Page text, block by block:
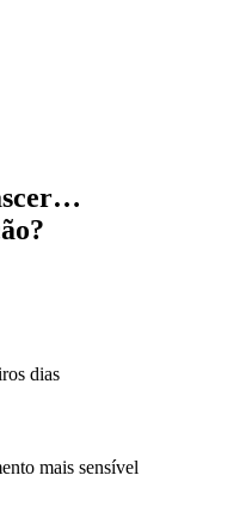
dias
mais sensível